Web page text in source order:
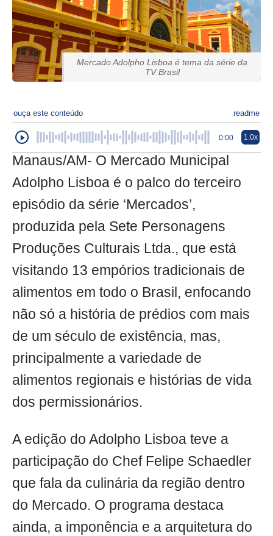
Mercado Adolpho Lisboa é tema da série da
TV Brasil
ouça este conteúdo readme
0:00 1.0x
Manaus/AM- O Mercado Municipal
Adolpho Lisboa é o palco do terceiro
episódio da série ‘Mercados’,
produzida pela Sete Personagens
Produções Culturais Ltda., que está
visitando 13 empórios tradicionais de
alimentos em todo o Brasil, enfocando
não só a história de prédios com mais
de um século de existência, mas,
principalmente a variedade de
alimentos regionais e histórias de vida
dos permissionários.
A edição do Adolpho Lisboa teve a
participação do Chef Felipe Schaedler
que fala da culinária da região dentro
do Mercado. O programa destaca
ainda, a imponência e a arquitetura do